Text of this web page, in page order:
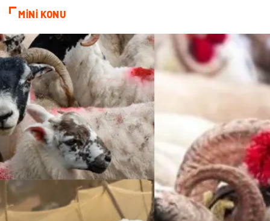
Pazarlama Gençlik
Kiralama Servisleri Dernekler ve Birlikler
Kültür
MİNİ KONU